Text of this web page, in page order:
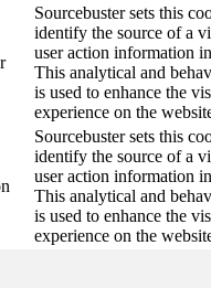
Sourcebuster sets this
identify the source of a
user action information
This analytical and
is used to enhance the
experience on the
Sourcebuster sets this
identify the source of a
user action information
This analytical and
is used to enhance the
experience on the